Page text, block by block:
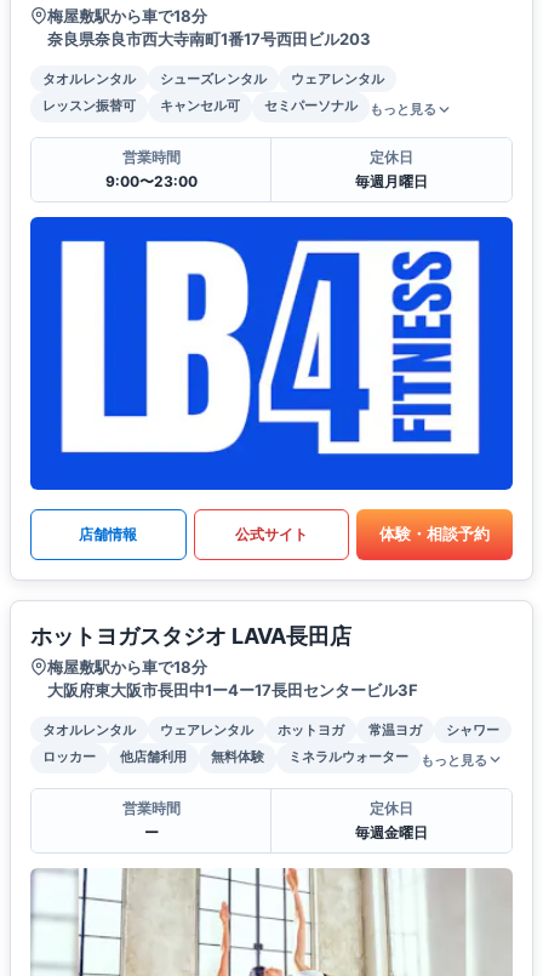
梅屋敷駅から車で18分
奈良県奈良市西大寺南町1番17号西田ビル203
タオルレンタル シューズレンタル
ウェアレンタル
レッスン振替可
キャンセル可 セミパーソナル もっと見る
営業時間
9:00〜23:00
定休日
毎週月曜日
店舗情報 公式サイト 体験・相談予約
ホットヨガスタジオ LAVA長田店
梅屋敷駅から車で18分
大阪府東大阪市長田中1ー4ー17長田センタービル3F
タオルレンタル ウェアレンタル ホットヨガ 常温ヨガ
シャワー
ロッカー
他店舗利用 無料体験 ミネラルウォーター もっと見る
営業時間
ー
定休日
毎週金曜日